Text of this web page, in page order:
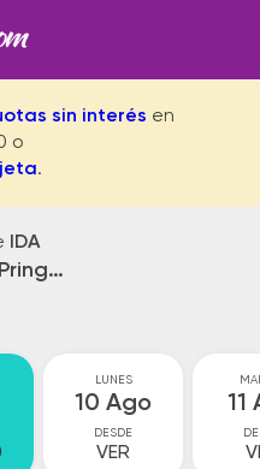
sin interés en
o
.
IDA
Coronel Pringles
LUNES
10 Ago
DESDE
VER
11